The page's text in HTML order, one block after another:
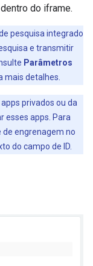
do iframe.
pesquisa integrado
e transmitir
Parâmetros
mais detalhes.
privados ou da
esses apps. Para
de engrenagem no
do campo de ID.